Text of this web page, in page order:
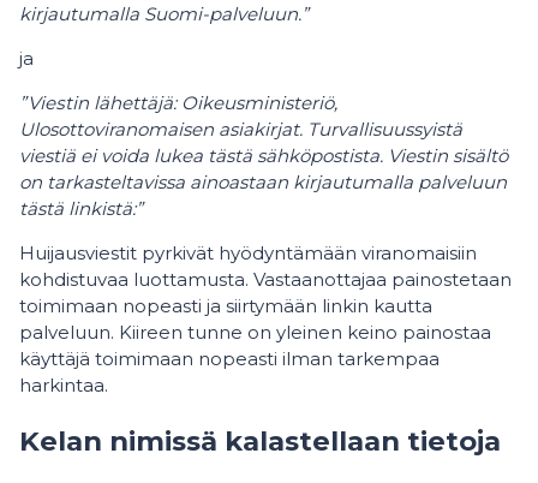
kirjautumalla Suomi-palveluun.”
ja
”Vіеѕtіn läһettäјä: Oikeusministeriö,
Ulosottoviranomaisen asiakirjat. Turvallisuussyistä
viestiä ei voida lukea tästä sähköpostista. Viestin sisältö
on tarkasteltavissa ainoastaan kirjautumalla palveluun
tästä linkistä:”
Huijausviestit pyrkivät hyödyntämään viranomaisiin
kohdistuvaa luottamusta. Vastaanottajaa painostetaan
toimimaan nopeasti ja siirtymään linkin kautta
palveluun. Kiireen tunne on yleinen keino painostaa
käyttäjä toimimaan nopeasti ilman tarkempaa
harkintaa.
Kelan nimissä kalastellaan tietoja